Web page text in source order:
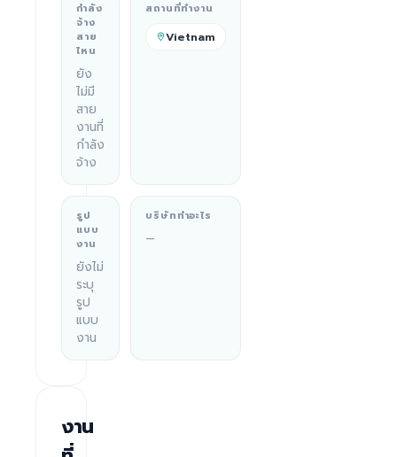
กำลัง
จ้าง
สาย
ไหน
ยัง
ไม่มี
สาย
งานที่
กำลัง
จ้าง
สถานที่ทำงาน
Vietnam
รูป
แบบ
งาน
ยังไม่
ระบุ
รูป
แบบ
งาน
บริษัททำอะไร
—
งาน